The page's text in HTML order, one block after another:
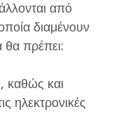
από
διαμένουν
θα πρέπει:
καθώς και
ηλεκτρονικές